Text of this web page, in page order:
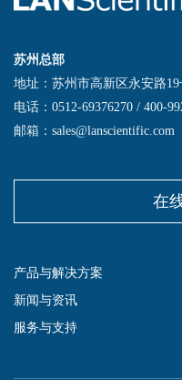
苏州总部
地址：苏州市高新区永安路19
电话：0512-69376270 / 400-
邮箱：sales@lanscientific.com
在
产品与解决方案
新闻与资讯
服务与支持